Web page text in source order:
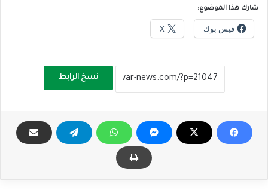
شارك هذا الموضوع:
فيس بوك X
نسخ الرابط